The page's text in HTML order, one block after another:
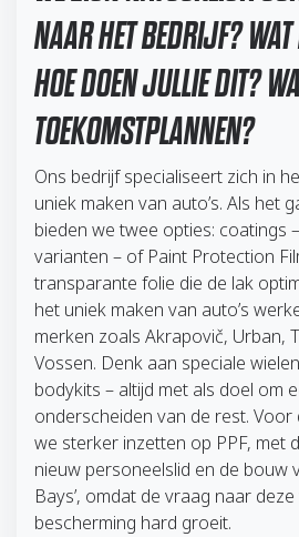
NAAR HET BEDRIJF?
HOE DOEN JULLIE DIT?
TOEKOMSTPLANNEN?
Ons bedrijf specialiseert zich in
uniek maken van auto’s. Als het
bieden we twee opties: coatings
varianten – of Paint Protection
transparante folie die de lak
het uniek maken van auto’s
merken zoals Akrapovič, Urban,
Vossen. Denk aan speciale
bodykits – altijd met als doel om
onderscheiden van de rest.
we sterker inzetten op PPF, met
nieuw personeelslid en de bouw
Bays’, omdat de vraag naar
bescherming hard groeit.